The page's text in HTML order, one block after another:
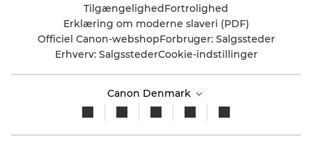
TilgængelighedFortrolighed
Erklæring om moderne slaveri (PDF)
Officiel Canon-webshopForbruger: Salgssteder
Erhverv: SalgsstederCookie-indstillinger
Canon Denmark